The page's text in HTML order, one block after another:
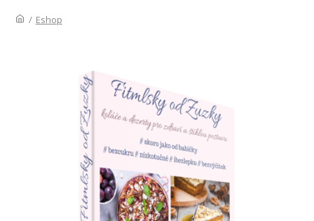
/ Eshop